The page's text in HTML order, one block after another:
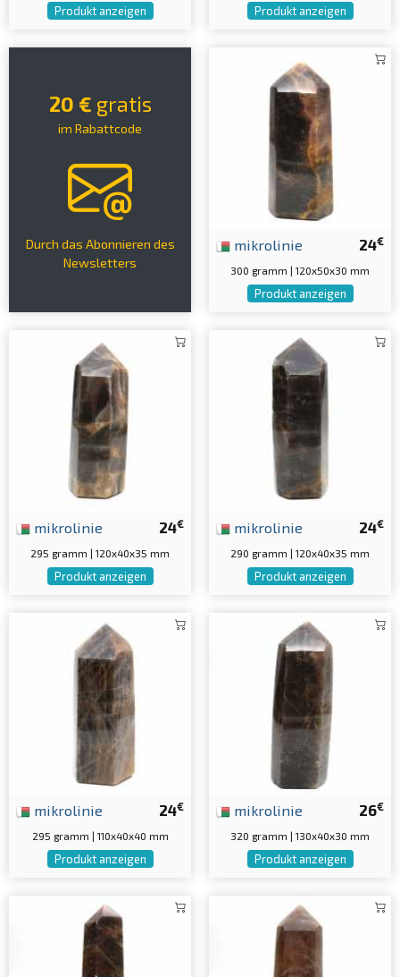
Produkt anzeigen Produkt anzeigen
20 € gratis
im Rabattcode
Durch das Abonnieren des
Newsletters
24€
mikrolinie
300 gramm | 120x50x30 mm
Produkt anzeigen
24€
mikrolinie
295 gramm | 120x40x35 mm
Produkt anzeigen
24€
mikrolinie
290 gramm | 120x40x35 mm
Produkt anzeigen
24€
mikrolinie
295 gramm | 110x40x40 mm
Produkt anzeigen
26€
mikrolinie
320 gramm | 130x40x30 mm
Produkt anzeigen